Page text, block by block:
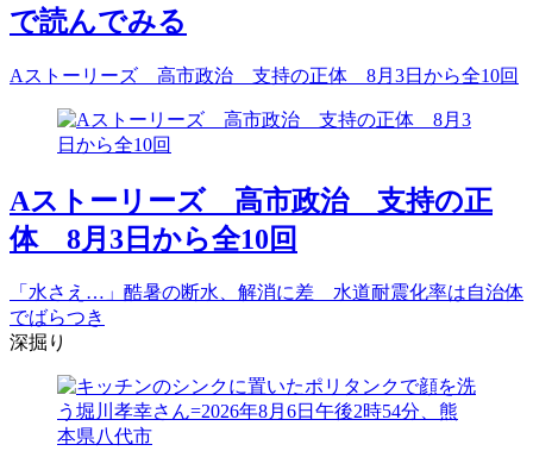
で読んでみる
Aストーリーズ 高市政治 支持の正体 8月3日から全10回
Aストーリーズ 高市政治 支持の正
体 8月3日から全10回
「水さえ…」酷暑の断水、解消に差 水道耐震化率は自治体
でばらつき
深掘り